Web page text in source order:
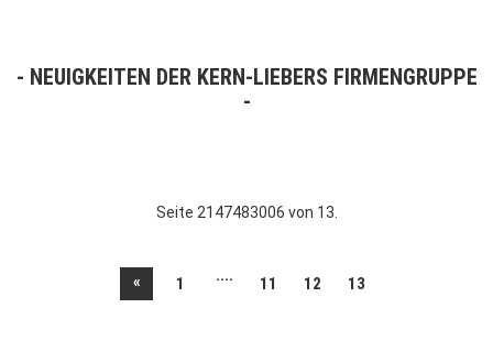
NEUIGKEITEN DER KERN-LIEBERS FIRMENGRUPPE
Seite 2147483006 von 13.
« 1 .... 11 12 13